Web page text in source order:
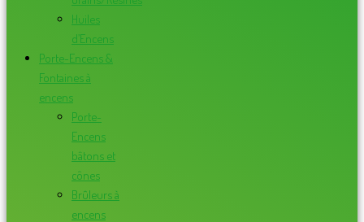
Huiles
d’Encens
Porte-Encens &
Fontaines à
encens
Porte-
Encens
bâtons et
cônes
Brûleurs à
encens